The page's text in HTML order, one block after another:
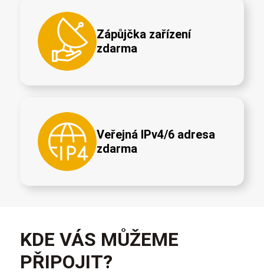
Zápůjčka zařízení
zdarma
Veřejná IPv4/6 adresa
zdarma
KDE VÁS MŮŽEME
PŘIPOJIT?